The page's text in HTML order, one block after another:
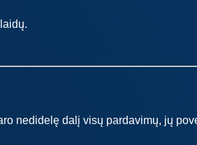
nedidelę dalį visų pardavimų, jų